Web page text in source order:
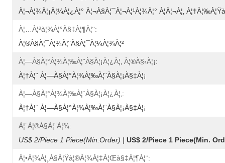
À¦¬à¦¾à¦¡à¦¼à¦¿à¦° À¦¬à§à¦¯à¦¬à¦¹à¦¾à¦° À¦à¦¬à¦‚
À¦…à¦ªà¦¾à¦°à§‡à¦¶à¦¨:
À¦®à§à¦¯à¦¾à¦¨à§à¦¯à¦¼à¦¾à¦²
À¦—À§à¦°à¦¾à¦‰à¦¨à§à¦¡à¦¿à¦‚ À¦®à§‹à¦¡:
À¦†à¦¨ À¦—À§à¦°à¦¾à¦‰à¦¨à§à¦¡à§‡à¦¡
À¦—À§à¦°à¦¾à¦‰à¦¨à§à¦¡à¦¿à¦‚:
À¦†à¦¨ À¦—À§à¦°à¦¾à¦‰à¦¨à§à¦¡à§‡à¦¡
À¦¨à¦®à§à¦¨à¦¾:
US$ 2/Piece 1 Piece(Min.Order) | US$ 2/Piece 1 Piece(min.
À¦•à¦¾à¦¸à§à¦Ÿà¦®à¦¾à¦‡à¦œà§‡à¦¶à¦¨: